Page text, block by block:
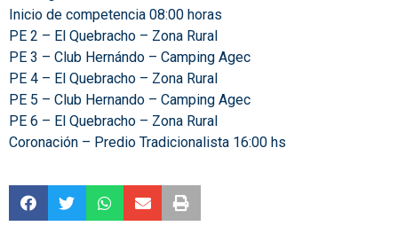
Inicio de competencia 08:00 horas
PE 2 – El Quebracho – Zona Rural
PE 3 – Club Hernándo – Camping Agec
PE 4 – El Quebracho – Zona Rural
PE 5 – Club Hernando – Camping Agec
PE 6 – El Quebracho – Zona Rural
Coronación – Predio Tradicionalista 16:00 hs